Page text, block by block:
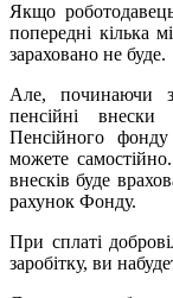
Якщо
попередні кілька
зараховано не буде.
Але, починаючи з
пенсійні внески
Пенсійного
можете
внесків буде
рахунок Фонду.
При сплаті
заробітку, ви